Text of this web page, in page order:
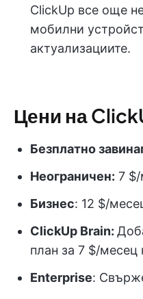
ClickUp все още
мобилни
актуализациите.
Цени на
Безплатно
Неограничен: 7 $/
Бизнес: 12 $/
ClickUp Brain:
план за 7 $/месец
Enterprise: